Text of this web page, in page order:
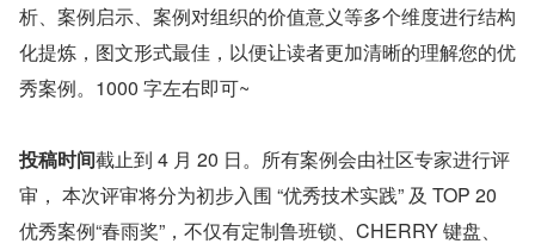
析、案例启示、案例对组织的价值意义等多个维度进行结构
化提炼，图文形式最佳，以便让读者更加清晰的理解您的优
秀案例。1000 字左右即可~
投稿时间截止到 4 月 20 日。所有案例会由社区专家进行评
审， 本次评审将分为初步入围 “优秀技术实践” 及 TOP 20
优秀案例“春雨奖”，不仅有定制鲁班锁、CHERRY 键盘、